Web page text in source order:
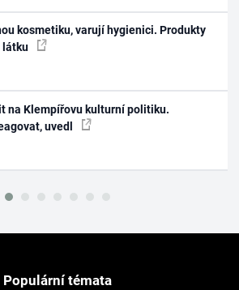
kosmetiku, varují hygienici. Produkty
látku
na Klempířovu kulturní politiku.
uvedl
Populární témata